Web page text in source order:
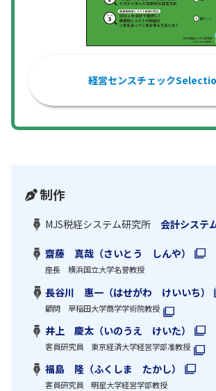
経営センスチェック
制作
MJS税経システム研究所 会計システ
齋藤 真哉（さいとう しんや）
座長 横浜国立大学名誉教授
長谷川 惠一（はせがわ けいいち）
顧問 早稲田大学商学学術院教授
井上 慶太（いのうえ けいた）
客員研究員 東京経済大学経営学部准教授
福島 隆（ふくしま たかし）
客員研究員 明星大学経営学部教授